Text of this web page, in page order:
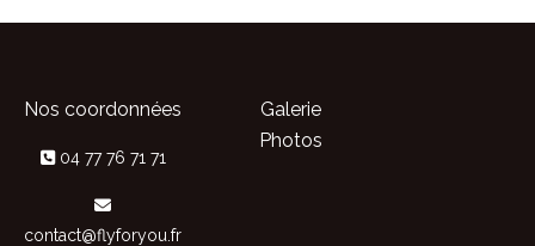
Nos coordonnées
04 77 76 71 71
contact@flyforyou.fr
Galerie
Photos